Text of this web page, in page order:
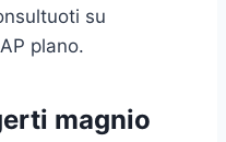
su
plano.
magnio